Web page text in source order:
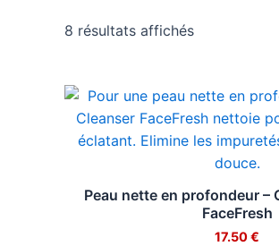
a
8 résultats affichés
Peau nette en profondeur –
FaceFresh
17.50€